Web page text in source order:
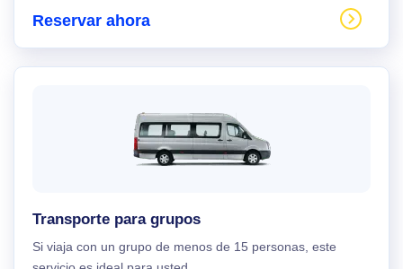
Reservar ahora
Transporte para grupos
Si viaja con un grupo de menos de 15 personas, este